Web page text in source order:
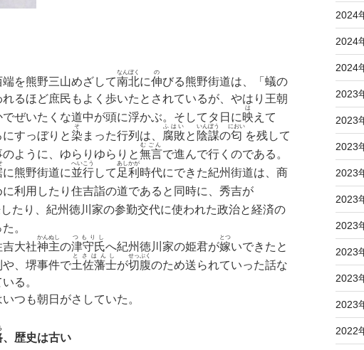
を熊野三山めざして南北
なんぼく
に伸
の
びる熊野街道は、「蟻の
るほど庶民もよく歩いたとされているが、やはり王朝
ぜいたくな道中が頭に浮かぶ。そしてタ日に映
は
えて
すっぼりと染
そ
まった行列は、 腐敗
ふはい
と 陰謀
いんぼう
の匂
におい
を残して
ように、ゆらりゆらりと無言
むごん
で進んで行くのである。
に熊野街道に並行
へいこう
して 足利
あしかが
時代にできた紀州街道は、商
に利用したり住吉詣の道であると同時に、秀吉が
たり、紀州徳川家の参勤交代に使われた政治と経済の
。
大社神主
かんぬし
の津守氏
つもりし
へ紀州徳川家の姫君が嫁
とつ
いできたと
や、堺事件で土佐藩士
とさはんし
が切腹
せっぷく
のため送られていった話な
る。
つも朝日がさしていた。
、歴史は古い
2024
2024
2024
2023
2023
2023
2023
2023
2023
2023
2023
2023
2022